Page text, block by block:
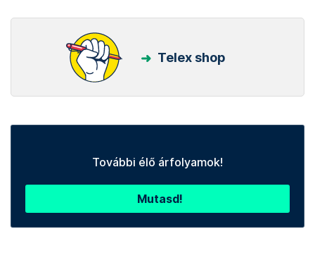
Telex shop
További élő árfolyamok!
Mutasd!